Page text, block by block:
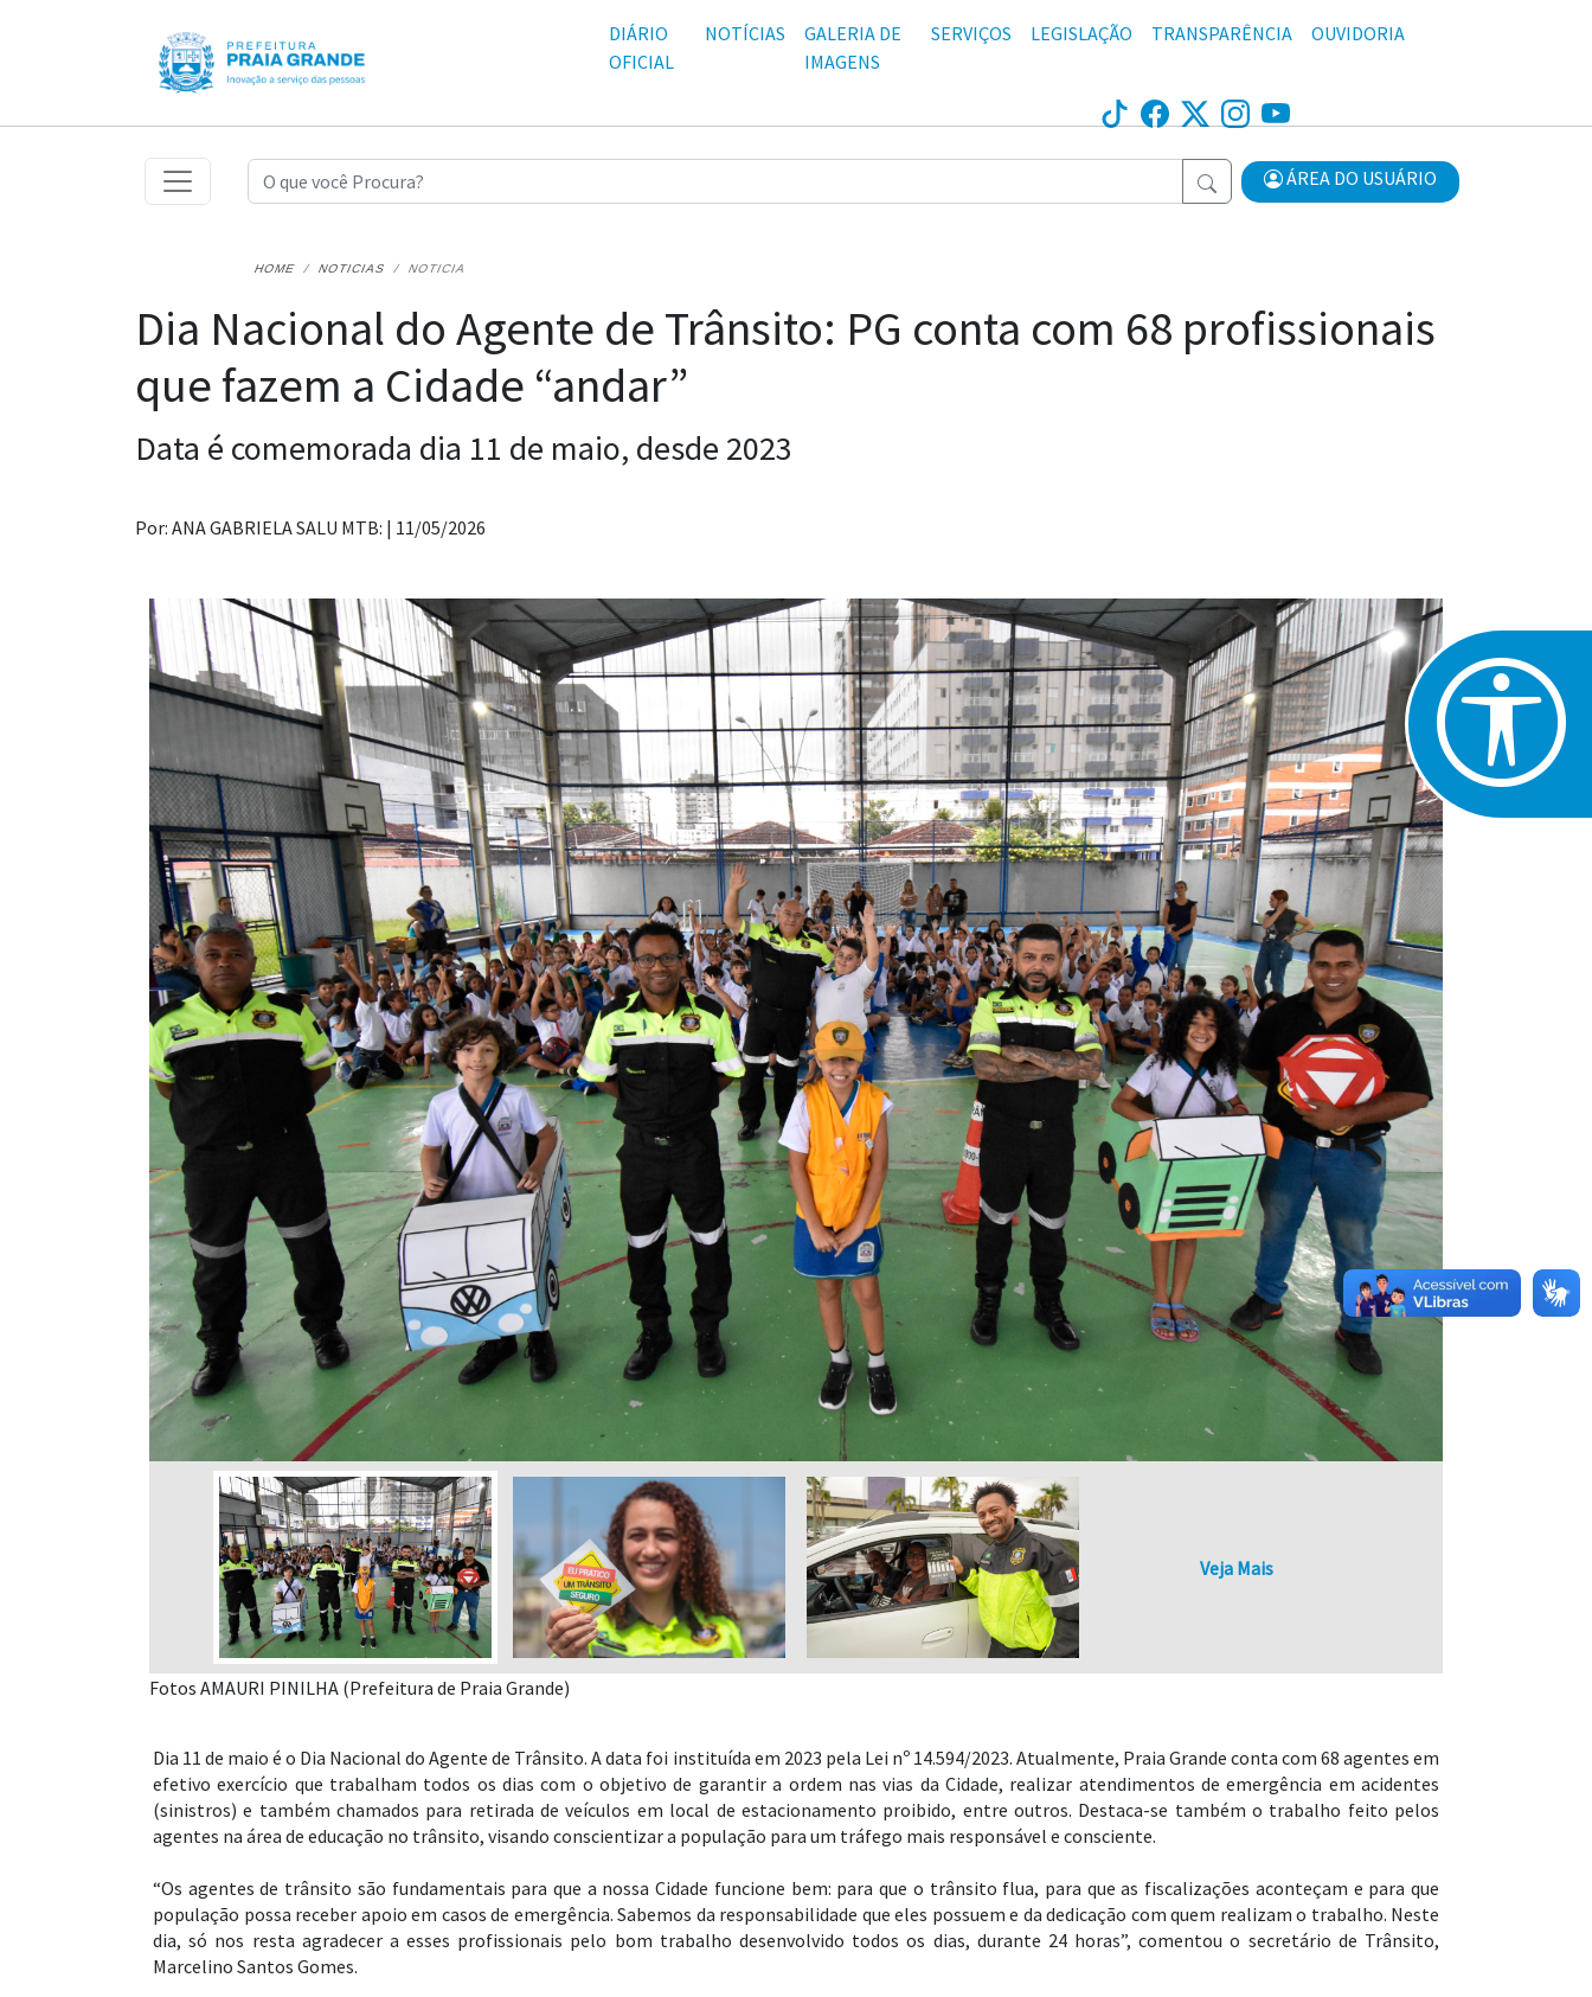
DIÁRIO
OFICIAL
NOTÍCIAS
GALERIA DE
IMAGENS
SERVIÇOS LEGISLAÇÃO TRANSPARÊNCIA OUVIDORIA
ÁREA DO USUÁRIO
HOME NOTICIAS NOTICIA
Dia Nacional do Agente de Trânsito: PG conta com 68 profissionais
que fazem a Cidade “andar”
Data é comemorada dia 11 de maio, desde 2023
Por: ANA GABRIELA SALU MTB: | 11/05/2026
Veja Mais
Fotos AMAURI PINILHA (Prefeitura de Praia Grande)
Dia 11 de maio é o Dia Nacional do Agente de Trânsito. A data foi instituída em 2023 pela Lei nº 14.594/2023. Atualmente, Praia Grande conta com 68 agentes em
efetivo exercício que trabalham todos os dias com o objetivo de garantir a ordem nas vias da Cidade, realizar atendimentos de emergência em acidentes
(sinistros) e também chamados para retirada de veículos em local de estacionamento proibido, entre outros. Destaca-se também o trabalho feito pelos
agentes na área de educação no trânsito, visando conscientizar a população para um tráfego mais responsável e consciente.
“Os agentes de trânsito são fundamentais para que a nossa Cidade funcione bem: para que o trânsito flua, para que as fiscalizações aconteçam e para que
população possa receber apoio em casos de emergência. Sabemos da responsabilidade que eles possuem e da dedicação com quem realizam o trabalho. Neste
dia, só nos resta agradecer a esses profissionais pelo bom trabalho desenvolvido todos os dias, durante 24 horas”, comentou o secretário de Trânsito,
Marcelino Santos Gomes.